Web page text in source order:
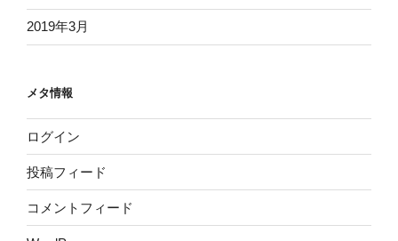
2019年3月
メタ情報
ログイン
投稿フィード
コメントフィード